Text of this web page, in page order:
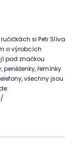
si Petr Slíva
o výrobcích
pod značkou
peněženky, řemínky
všechny jsou